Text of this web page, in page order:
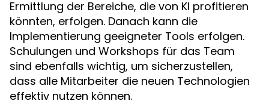
Ermittlung der Bereiche, die von KI profitieren
könnten, erfolgen. Danach kann die
Implementierung geeigneter Tools erfolgen.
Schulungen und Workshops für das Team
sind ebenfalls wichtig, um sicherzustellen,
dass alle Mitarbeiter die neuen Technologien
effektiv nutzen können.